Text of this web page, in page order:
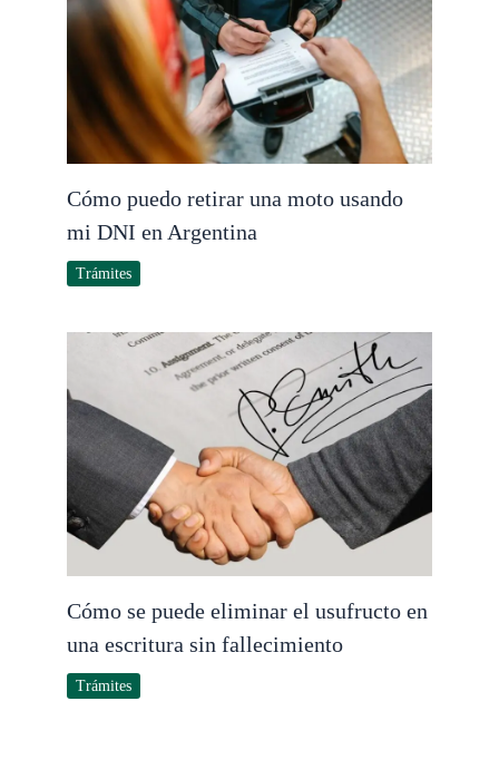
Cómo puedo retirar una moto usando
mi DNI en Argentina
Trámites
Cómo se puede eliminar el usufructo en
una escritura sin fallecimiento
Trámites